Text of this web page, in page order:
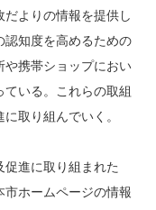
だよりの情報を提供し
認知度を高めるための
や携帯ショップにおい
いる。これらの取組
取り組んでいく。
進に取り組まれた
市ホームページの情報